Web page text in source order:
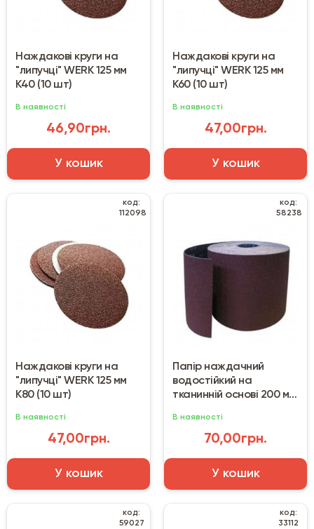
Наждакові круги на
"липучці" WERK 125 мм
К40 (10 шт)
В наявності
46,90грн.
У кошик
Наждакові круги на
"липучці" WERK 125 мм
К60 (10 шт)
В наявності
47,00грн.
У кошик
код:
112098
Наждакові круги на
"липучці" WERK 125 мм
К80 (10 шт)
В наявності
47,00грн.
У кошик
код:
58238
Папір наждачний
водостійкий на
тканинній основі 200 мм
В наявності
70,00грн.
У кошик
код:
59027
код:
33112